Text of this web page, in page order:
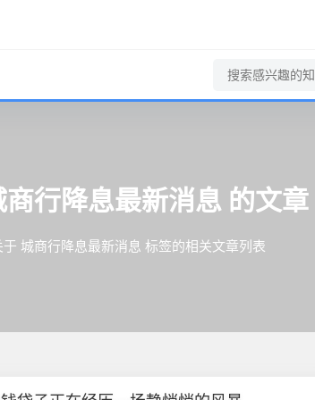
商行降息最新消息 的文章
于 城商行降息最新消息 标签的相关文章列表